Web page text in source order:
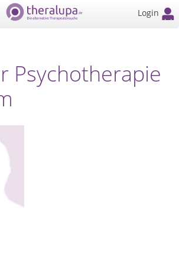
Login
Psychotherapie